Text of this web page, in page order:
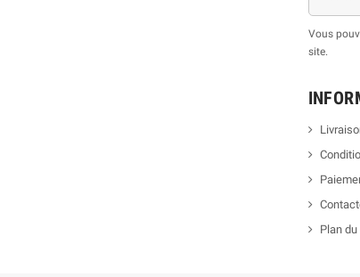
Vous
site.
Plan